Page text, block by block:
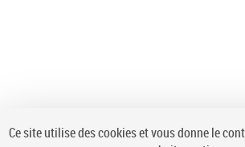
Ce site utilise des cookies et vous donne le